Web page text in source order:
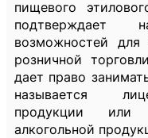
пищевого
подтверждает
возможностей для
розничной
дает право
называется
продукции или
алкогольной